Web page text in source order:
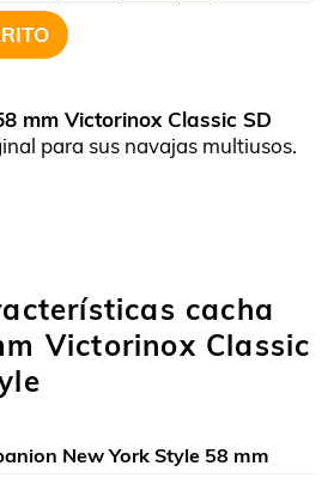
mm Victorinox Classic SD
para sus navajas multiusos.
cacha
Victorinox Classic
New York Style 58 mm